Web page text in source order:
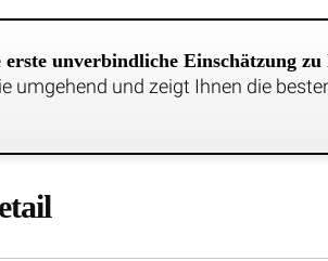
erste unverbindliche Einschätzung
umgehend und zeigt Ihnen die